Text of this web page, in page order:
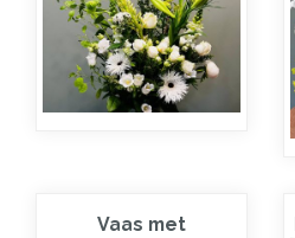
Vaas met